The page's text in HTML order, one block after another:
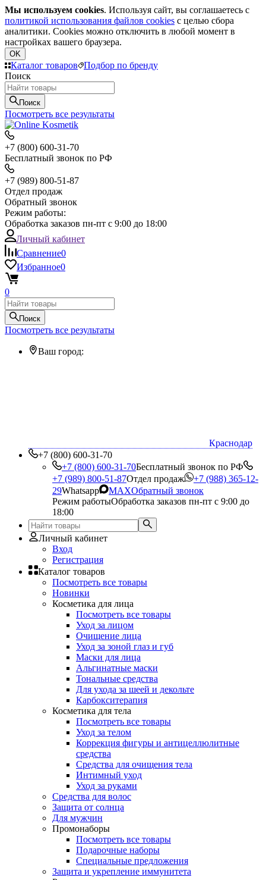
Мы используем cookies. Используя сайт, вы соглашаетесь с
политикой использования файлов cookies с целью сбора
аналитики. Cookies можно отключить в любой момент в
настройках вашего браузера.
OK
Каталог товаров
Подбор по бренду
Поиск
Поиск
Посмотреть все результаты
+7 (800) 600-31-70
Бесплатный звонок по РФ
+7 (989) 800-51-87
Отдел продаж
Обратный звонок
Режим работы:
Обработка заказов пн-пт с 9:00 до 18:00
Личный кабинет
Сравнение0
Избранное0
0
Поиск
Посмотреть все результаты
Ваш город:
Краснодар
+7 (800) 600-31-70
+7 (800) 600-31-70Бесплатный звонок по РФ
+7 (989) 800-51-87Отдел продаж
+7 (988) 365-12-
29Whatsapp MAXОбратный звонок
Режим работыОбработка заказов пн-пт с 9:00 до
18:00
Личный кабинет
Вход
Регистрация
Каталог товаров
Посмотреть все товары
Новинки
Косметика для лица
Посмотреть все товары
Уход за лицом
Очищение лица
Уход за зоной глаз и губ
Маски для лица
Альгинатные маски
Тональные средства
Для ухода за шеей и декольте
Карбокситерапия
Косметика для тела
Посмотреть все товары
Уход за телом
Коррекция фигуры и антицеллюлитные
средства
Средства для очищения тела
Интимный уход
Уход за руками
Средства для волос
Защита от солнца
Для мужчин
Промонаборы
Посмотреть все товары
Подарочные наборы
Специальные предложения
Защита и укрепление иммунитета